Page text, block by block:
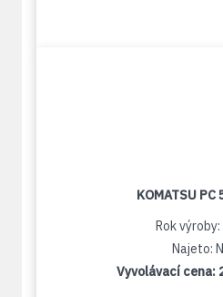
KOMATSU PC
Rok
Najeto:
Vyvolávací cena: